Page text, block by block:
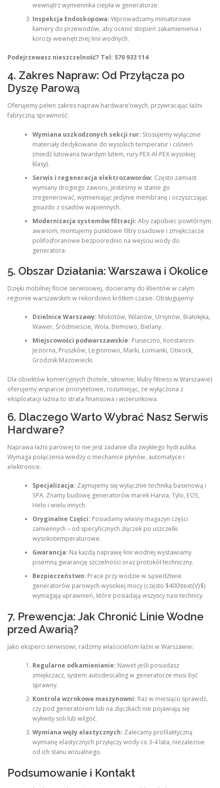
wewnątrz wymiennika ciepła w generatorze.
Inspekcja Endoskopowa: Wprowadzamy miniaturowe
kamery do przewodów, aby ocenić stopień zakamienienia i
korozji wewnętrznej linii wodnych.
Podejrzewasz nieszczelność? Tel: 570 933 114
4. Zakres Napraw: Od Przyłącza po
Dyszę Parową
Oferujemy pełen zakres napraw hardware’owych, przywracając łaźni
fabryczną sprawność:
Wymiana uszkodzonych sekcji rur: Stosujemy wyłącznie
materiały dedykowane do wysokich temperatur i ciśnień
(miedź lutowana twardym lutem, rury PEX-Al-PEX wysokiej
klasy).
Serwis i regeneracja elektrozaworów: Często zamiast
wymiany drogiego zaworu, jesteśmy w stanie go
zregenerować, wymieniając jedynie membranę i oczyszczając
gniazdo z osadów wapiennych.
Modernizacja systemów filtracji: Aby zapobiec powtórnym
awariom, montujemy punktowe filtry osadowe i zmiękczacze
polifosforanowe bezpośrednio na wejściu wody do
generatora.
5. Obszar Działania: Warszawa i Okolice
Dzięki mobilnej flocie serwisowej, docieramy do klientów w całym
regionie warszawskim w rekordowo krótkim czasie. Obsługujemy:
Dzielnice Warszawy: Mokotów, Wilanów, Ursynów, Białołęka,
Wawer, Śródmieście, Wola, Bemowo, Bielany.
Miejscowości podwarszawskie: Piaseczno, Konstancin-
Jeziorna, Pruszków, Legionowo, Marki, Łomianki, Otwock,
Grodzisk Mazowiecki.
Dla obiektów komercyjnych (hotele, siłownie, kluby fitness w Warszawie)
oferujemy wsparcie priorytetowe, rozumiejąc, że wyłączona z
eksploatacji łaźnia to strata finansowa i wizerunkowa.
6. Dlaczego Warto Wybrać Nasz Serwis
Hardware?
Naprawa łaźni parowej to nie jest zadanie dla zwykłego hydraulika.
Wymaga połączenia wiedzy o mechanice płynów, automatyce i
elektronice.
Specjalizacja: Zajmujemy się wyłącznie techniką basenową i
SPA. Znamy budowę generatorów marek Harvia, Tylo, EOS,
Helo i wielu innych.
Oryginalne Części: Posiadamy własny magazyn części
zamiennych – od specyficznych złączek po uszczelki
wysokotemperaturowe.
Gwarancja: Na każdą naprawę linii wodnej wystawiamy
pisemną gwarancję szczelności oraz protokół techniczny.
Bezpieczeństwo: Prace przy wodzie w sąsiedztwie
generatorów parowych wysokiej mocy (często $400\text{V}$)
wymagają uprawnień, które posiadają wszyscy nasi technicy.
7. Prewencja: Jak Chronić Linie Wodne
przed Awarią?
Jako eksperci serwisowi, radzimy właścicielom łaźni w Warszawie:
Regularne odkamienianie: Nawet jeśli posiadasz
zmiękczacz, system autodescaling w generatorze musi być
sprawny.
Kontrola wzrokowa maszynowni: Raz w miesiącu sprawdź,
czy pod generatorem lub na złączkach nie pojawiają się
wykwity soli lub wilgoć.
Wymiana węży elastycznych: Zalecamy profilaktyczną
wymianę elastycznych przyłączy wody co 3-4 lata, niezależnie
od ich stanu wizualnego.
Podsumowanie i Kontakt